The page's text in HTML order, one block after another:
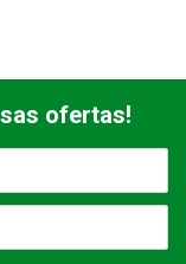
ofertas!